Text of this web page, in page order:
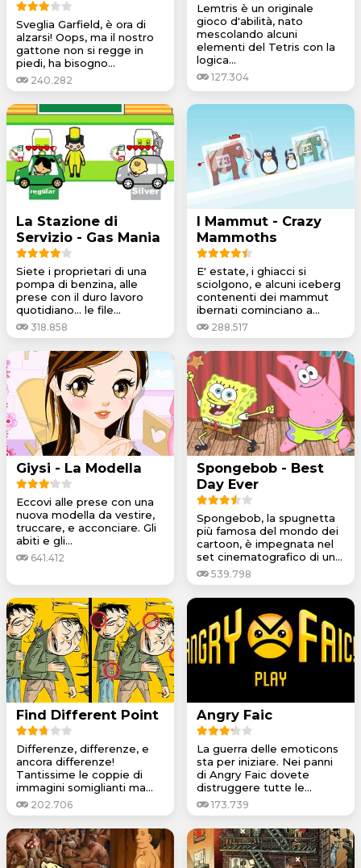
Sveglia Garfield, è ora di
alzarsi! Oops, ma il nostro
gattone non si regge in
piedi, ha bisogno...
240.282
Lemtris è un originale
gioco d'abilità, nato
mescolando alcuni
elementi del Tetris con la
logica...
127.304
La Stazione di
Servizio - Gas Mania
Siete i proprietari di una
pompa di benzina, alle
prese con il duro lavoro
quotidiano... le file...
318.858
I Mammut - Crazy
Mammoths
E' estate, i ghiacci si
sciolgono, e alcuni iceberg
contenenti dei mammut
ibernati cominciano a...
288.517
Giysi - La Modella
Eccovi alle prese con una
nuova modella da vestire,
truccare, e acconciare. Gli
abiti e gli...
641.412
Spongebob - Best
Day Ever
Spongebob, la spugnetta
più famosa del mondo dei
cartoon, è impegnata nel
set cinematografico di un...
539.798
Find Different Point
Differenze, differenze, e
ancora differenze!
Tantissime le coppie di
immagini somiglianti ma...
202.706
Angry Faic
La guerra delle emoticons
sta per iniziare. Nei panni
di Angry Faic dovete
distruggere tutte le...
173.739